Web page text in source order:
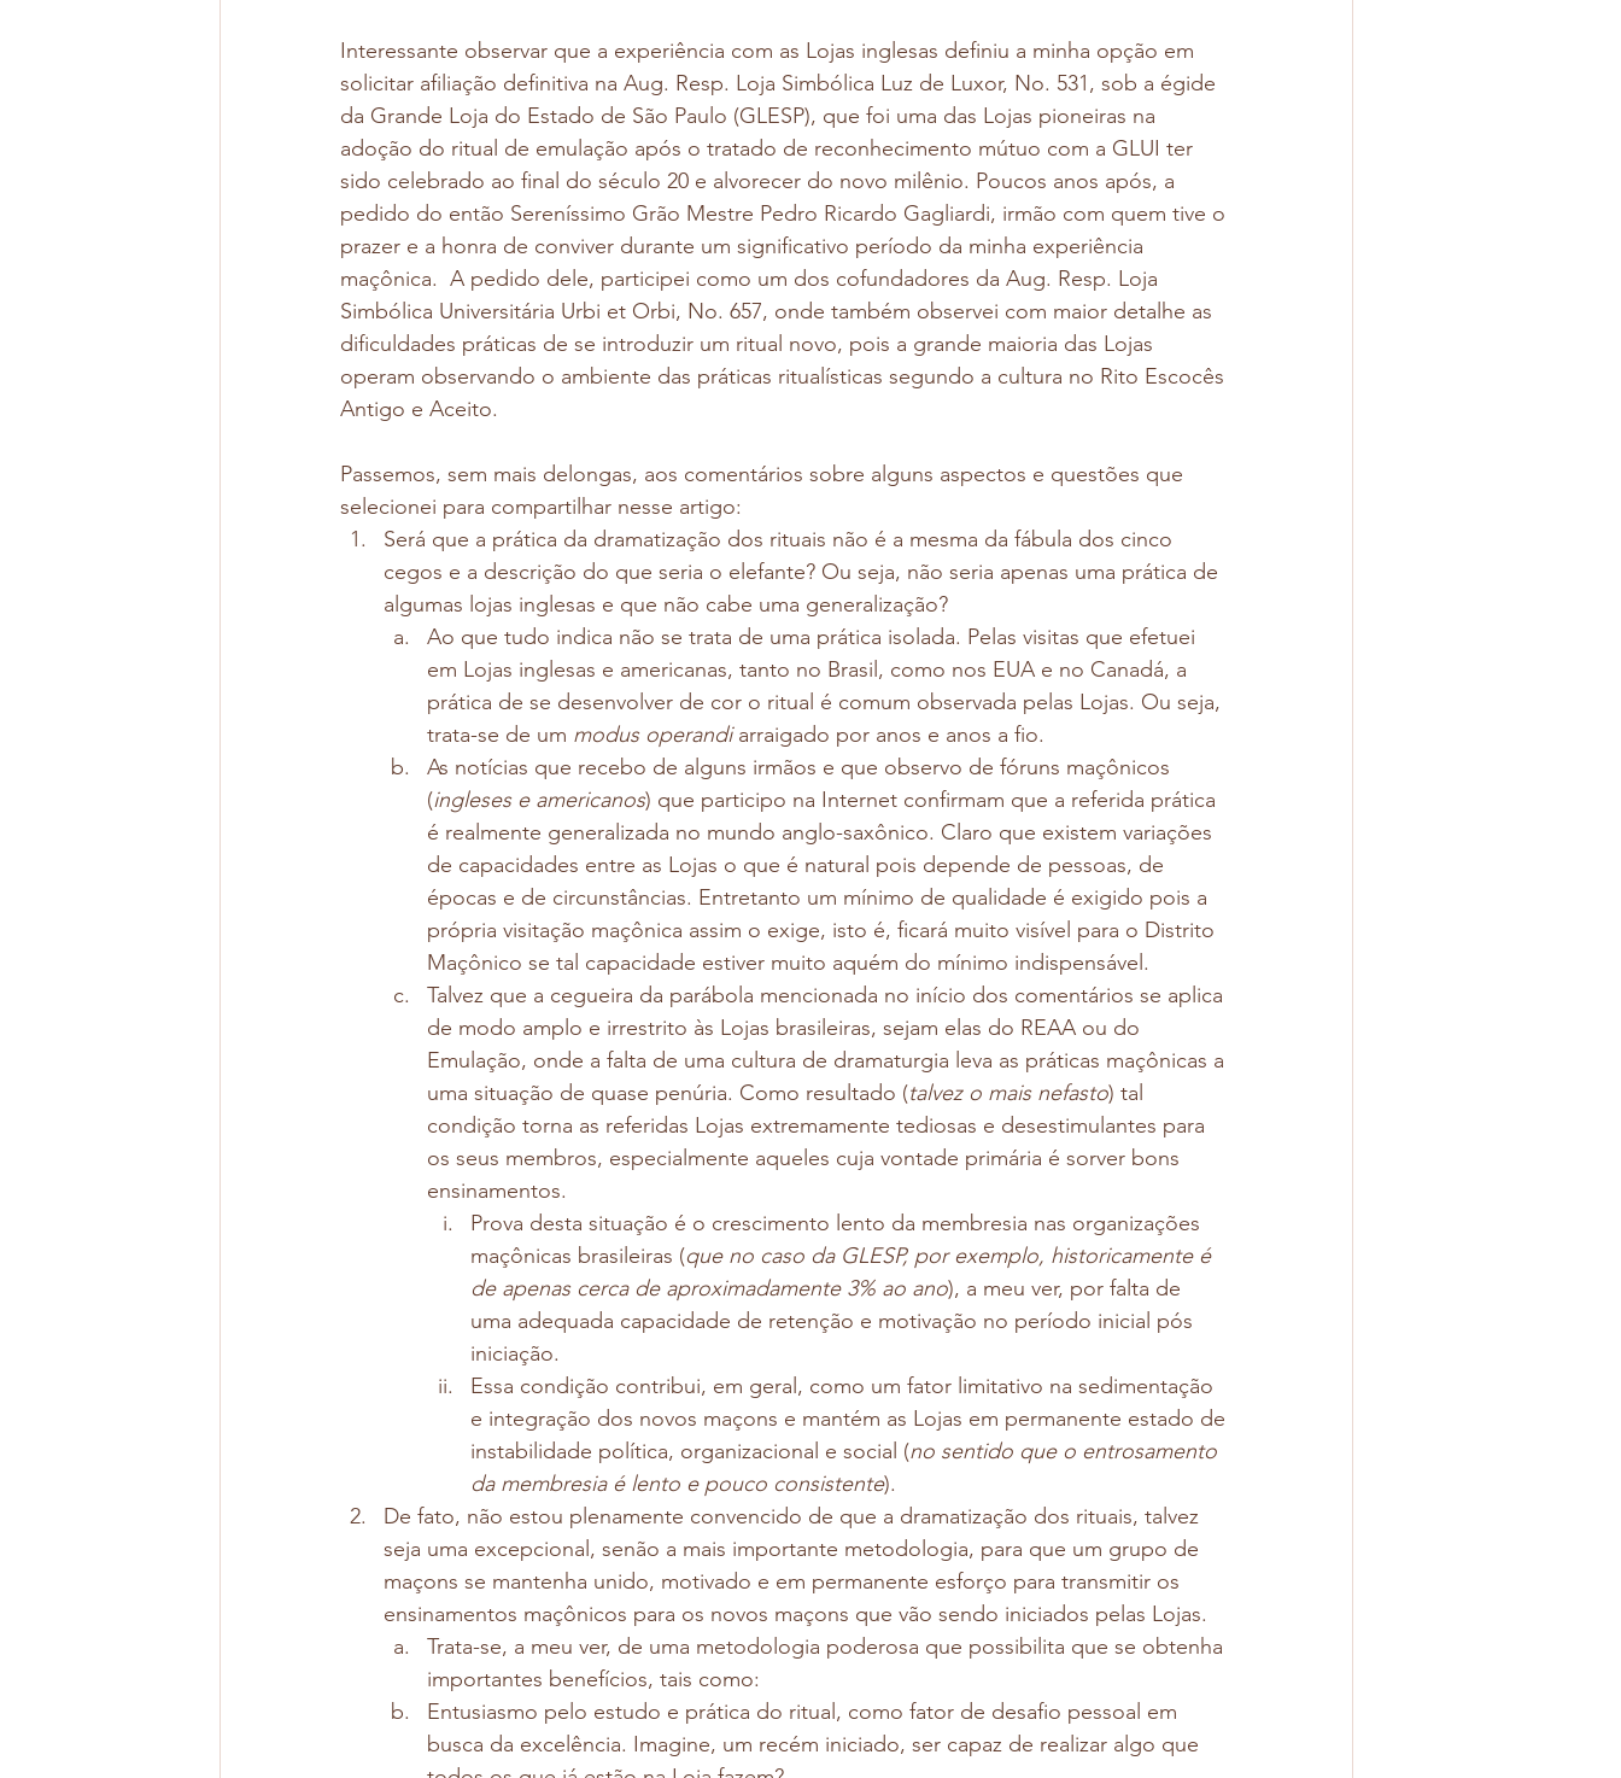
Interessante observar que a experiência com as Lojas inglesas definiu a minha opção em
solicitar afiliação definitiva na Aug. Resp. Loja Simbólica Luz de Luxor, No. 531, sob a égide
da Grande Loja do Estado de São Paulo (GLESP), que foi uma das Lojas pioneiras na
adoção do ritual de emulação após o tratado de reconhecimento mútuo com a GLUI ter
sido celebrado ao final do século 20 e alvorecer do novo milênio. Poucos anos após, a
pedido do então Sereníssimo Grão Mestre Pedro Ricardo Gagliardi, irmão com quem tive o
prazer e a honra de conviver durante um significativo período da minha experiência
maçônica.  A pedido dele, participei como um dos cofundadores da Aug. Resp. Loja
Simbólica Universitária Urbi et Orbi, No. 657, onde também observei com maior detalhe as
dificuldades práticas de se introduzir um ritual novo, pois a grande maioria das Lojas
operam observando o ambiente das práticas ritualísticas segundo a cultura no Rito Escocês
Antigo e Aceito.
Passemos, sem mais delongas, aos comentários sobre alguns aspectos e questões que
selecionei para compartilhar nesse artigo:
Será que a prática da dramatização dos rituais não é a mesma da fábula dos cinco
cegos e a descrição do que seria o elefante? Ou seja, não seria apenas uma prática de
algumas lojas inglesas e que não cabe uma generalização?
Ao que tudo indica não se trata de uma prática isolada. Pelas visitas que efetuei
em Lojas inglesas e americanas, tanto no Brasil, como nos EUA e no Canadá, a
prática de se desenvolver de cor o ritual é comum observada pelas Lojas. Ou seja,
trata-se de um modus operandi arraigado por anos e anos a fio.
As notícias que recebo de alguns irmãos e que observo de fóruns maçônicos
(ingleses e americanos) que participo na Internet confirmam que a referida prática
é realmente generalizada no mundo anglo-saxônico. Claro que existem variações
de capacidades entre as Lojas o que é natural pois depende de pessoas, de
épocas e de circunstâncias. Entretanto um mínimo de qualidade é exigido pois a
própria visitação maçônica assim o exige, isto é, ficará muito visível para o Distrito
Maçônico se tal capacidade estiver muito aquém do mínimo indispensável.
Talvez que a cegueira da parábola mencionada no início dos comentários se aplica
de modo amplo e irrestrito às Lojas brasileiras, sejam elas do REAA ou do
Emulação, onde a falta de uma cultura de dramaturgia leva as práticas maçônicas a
uma situação de quase penúria. Como resultado (talvez o mais nefasto) tal
condição torna as referidas Lojas extremamente tediosas e desestimulantes para
os seus membros, especialmente aqueles cuja vontade primária é sorver bons
ensinamentos.
Prova desta situação é o crescimento lento da membresia nas organizações
maçônicas brasileiras (que no caso da GLESP, por exemplo, historicamente é
de apenas cerca de aproximadamente 3% ao ano), a meu ver, por falta de
uma adequada capacidade de retenção e motivação no período inicial pós
iniciação.
Essa condição contribui, em geral, como um fator limitativo na sedimentação
e integração dos novos maçons e mantém as Lojas em permanente estado de
instabilidade política, organizacional e social (no sentido que o entrosamento
da membresia é lento e pouco consistente).
De fato, não estou plenamente convencido de que a dramatização dos rituais, talvez
seja uma excepcional, senão a mais importante metodologia, para que um grupo de
maçons se mantenha unido, motivado e em permanente esforço para transmitir os
ensinamentos maçônicos para os novos maçons que vão sendo iniciados pelas Lojas.
Trata-se, a meu ver, de uma metodologia poderosa que possibilita que se obtenha
importantes benefícios, tais como:
Entusiasmo pelo estudo e prática do ritual, como fator de desafio pessoal em
busca da excelência. Imagine, um recém iniciado, ser capaz de realizar algo que